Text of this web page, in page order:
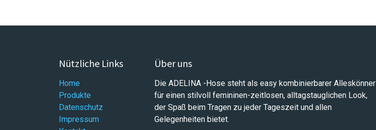
Nützliche Links
Home
Produkte
Datenschutz
Impressum
Über uns
Die ADELINA -Hose steht als easy kombinierbarer Alleskönner
für einen stilvoll femininen-zeitlosen, alltagstauglichen Look,
der Spaß beim Tragen zu jeder Tageszeit und allen
Gelegenheiten bietet.